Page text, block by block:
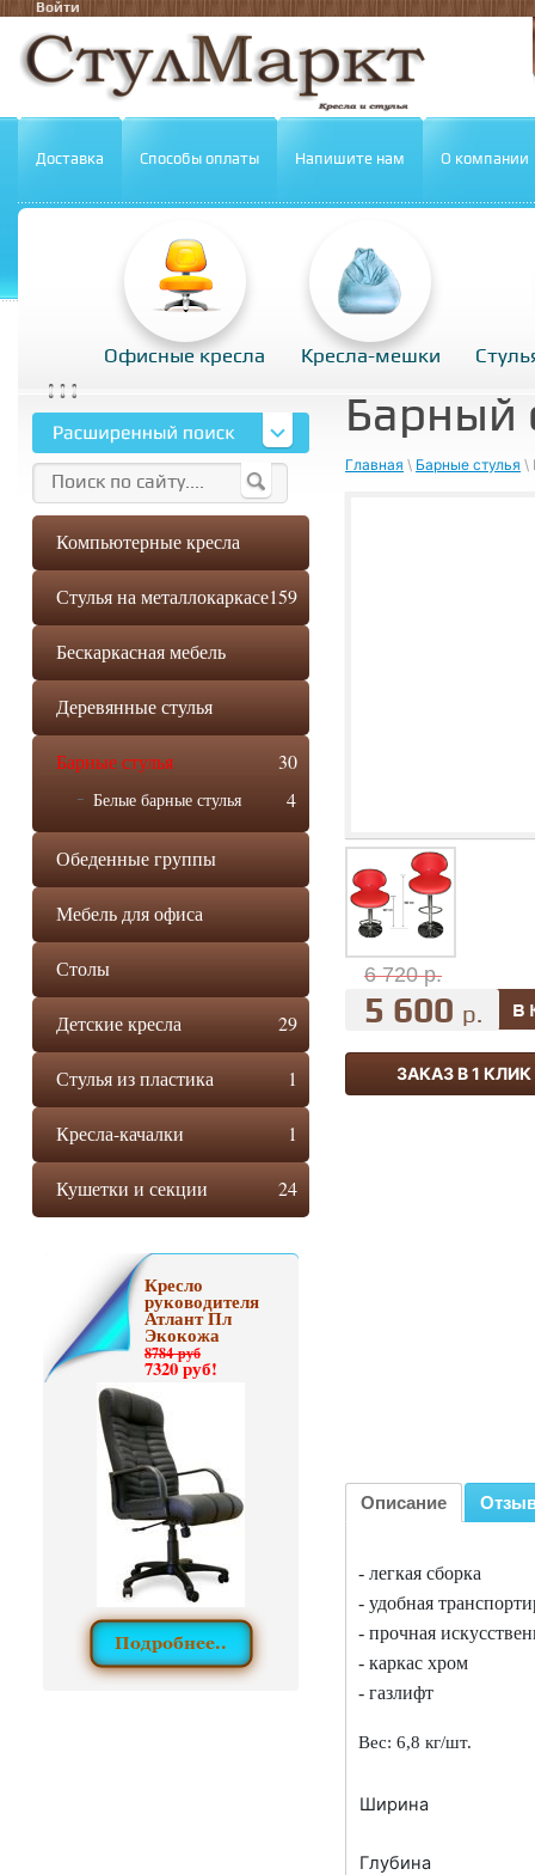
Войти
Доставка Способы оплаты Напишите нам О компании
Офисные кресла Кресла-мешки
Компьютерные кресла
159
Стулья на металлокаркасе
Бескаркасная мебель
Деревянные стулья
30
Барные стулья
4
Белые барные стулья
Обеденные группы
Мебель для офиса
Столы
29
Детские кресла
1
Стулья из пластика
1
Кресла-качалки
24
Кушетки и секции
Кресло
руководителя
Атлант Пл
Экокожа
8784 руб
7320 руб!
Барный
Главная \ Барные стулья \
6 720 р.
5 600 р.
ЗАКАЗ В 1 КЛИК
Описание
- легкая сборка
- удобная
- прочная
- каркас хром
- газлифт
Вес: 6,8 кг/шт.
Ширина
Глубина